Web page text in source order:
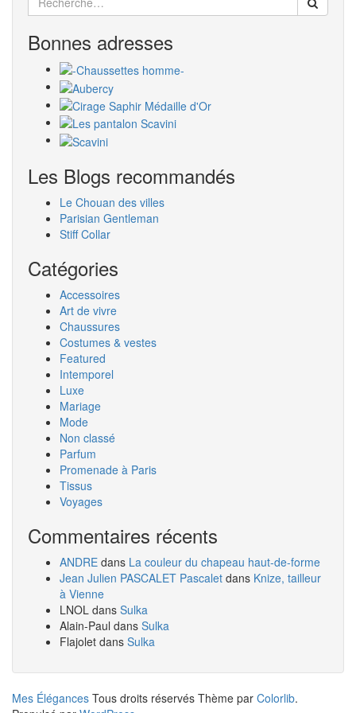
for:
Bonnes adresses
Les Blogs recommandés
Le Chouan des villes
Parisian Gentleman
Stiff Collar
Catégories
Accessoires
Art de vivre
Chaussures
Costumes & vestes
Featured
Intemporel
Luxe
Mariage
Mode
Non classé
Parfum
Promenade à Paris
Tissus
Voyages
Commentaires récents
ANDRE dans La couleur du chapeau haut-de-forme
Jean Julien PASCALET Pascalet dans Knize, tailleur
à Vienne
LNOL dans Sulka
Alain-Paul dans Sulka
Flajolet dans Sulka
Mes Élégances Tous droits réservés Thème par Colorlib.